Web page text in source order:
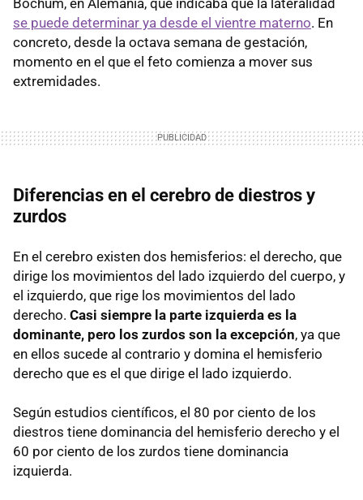
se puede determinar ya desde el vientre materno. En
concreto, desde la octava semana de gestación,
momento en el que el feto comienza a mover sus
extremidades.
Diferencias en el cerebro de diestros y
zurdos
En el cerebro existen dos hemisferios: el derecho, que
dirige los movimientos del lado izquierdo del cuerpo, y
el izquierdo, que rige los movimientos del lado
derecho. Casi siempre la parte izquierda es la
dominante, pero los zurdos son la excepción, ya que
en ellos sucede al contrario y domina el hemisferio
derecho que es el que dirige el lado izquierdo.
Según estudios científicos, el 80 por ciento de los
diestros tiene dominancia del hemisferio derecho y el
60 por ciento de los zurdos tiene dominancia
izquierda.